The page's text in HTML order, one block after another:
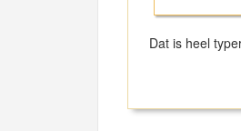
Dat is heel